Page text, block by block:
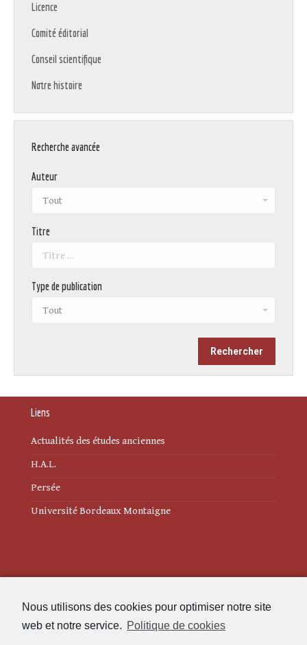
Nous utilisons des cookies pour optimiser notre site
web et notre service. Politique de cookies
Licence
Comité éditorial
Conseil scientifique
Notre histoire
Recherche avancée
Auteur
Titre
Type de publication
Liens
Actualités des études anciennes
H.A.L.
Persée
Université Bordeaux Montaigne
Politique de cookies (UE)